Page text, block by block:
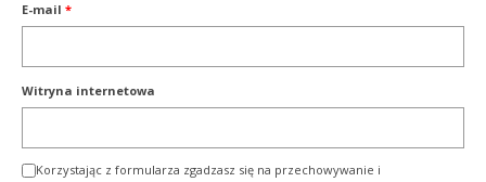
E-mail *
Witryna internetowa
Korzystając z formularza zgadzasz się na przechowywanie i